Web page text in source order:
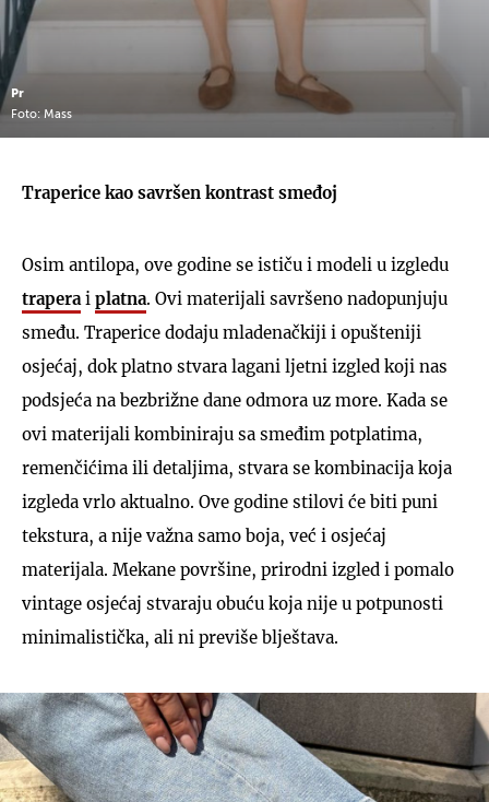
Pr
Foto: Mass
Traperice kao savršen kontrast smeđoj
Osim antilopa, ove godine se ističu i modeli u izgledu
traperai platna. Ovi materijali savršeno nadopunjuju
smeđu. Traperice dodaju mladenačkiji i opušteniji
osjećaj, dok platno stvara lagani ljetni izgled koji nas
podsjeća na bezbrižne dane odmora uz more. Kada se
ovi materijali kombiniraju sa smeđim potplatima,
remenčićima ili detaljima, stvara se kombinacija koja
izgleda vrlo aktualno. Ove godine stilovi će biti puni
tekstura, a nije važna samo boja, već i osjećaj
materijala. Mekane površine, prirodni izgled i pomalo
vintage osjećaj stvaraju obuću koja nije u potpunosti
minimalistička, ali ni previše blještava.